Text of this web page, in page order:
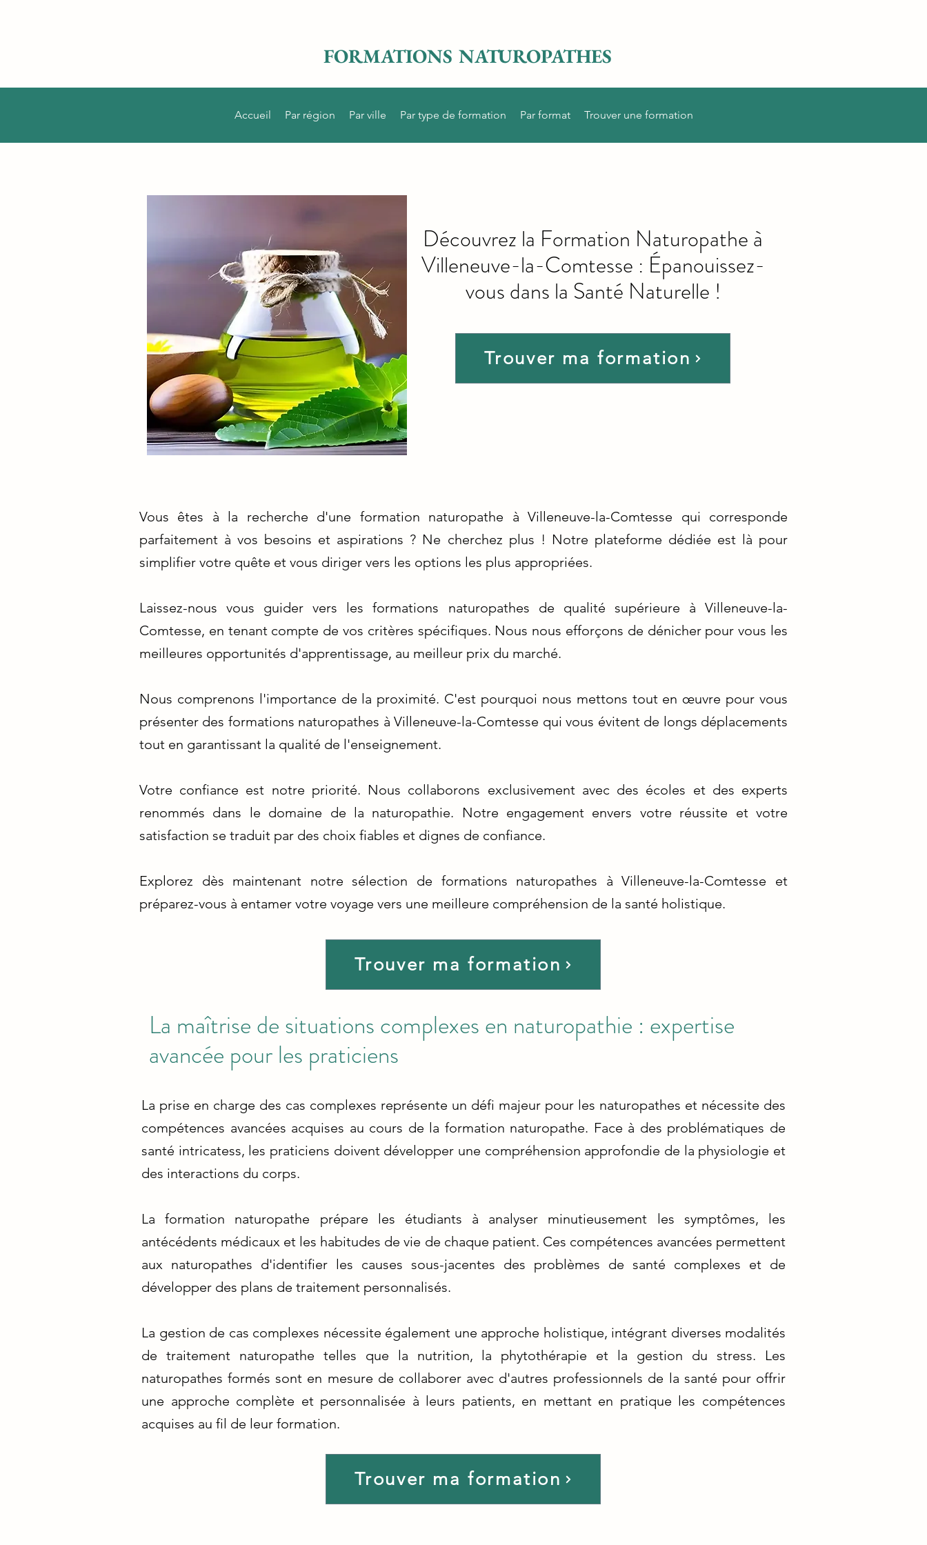
FORMATIONS NATUROPATHES
Accueil Par région Par ville Par type de formation Par format Trouver une formation
Trouver ma formation
Découvrez la Formation Naturopathe à
Villeneuve-la-Comtesse : Épanouissez-
vous dans la Santé Naturelle !
Vous êtes à la recherche d'une formation naturopathe à Villeneuve-la-Comtesse qui corresponde
parfaitement à vos besoins et aspirations ? Ne cherchez plus ! Notre plateforme dédiée est là pour
simplifier votre quête et vous diriger vers les options les plus appropriées.
Laissez-nous vous guider vers les formations naturopathes de qualité supérieure à Villeneuve-la-
Comtesse, en tenant compte de vos critères spécifiques. Nous nous efforçons de dénicher pour vous les
meilleures opportunités d'apprentissage, au meilleur prix du marché.
Nous comprenons l'importance de la proximité. C'est pourquoi nous mettons tout en œuvre pour vous
présenter des formations naturopathes à Villeneuve-la-Comtesse qui vous évitent de longs déplacements
tout en garantissant la qualité de l'enseignement.
Votre confiance est notre priorité. Nous collaborons exclusivement avec des écoles et des experts
renommés dans le domaine de la naturopathie. Notre engagement envers votre réussite et votre
satisfaction se traduit par des choix fiables et dignes de confiance.
Explorez dès maintenant notre sélection de formations naturopathes à Villeneuve-la-Comtesse et
préparez-vous à entamer votre voyage vers une meilleure compréhension de la santé holistique.
Trouver ma formation
La maîtrise de situations complexes en naturopathie : expertise
avancée pour les praticiens
La prise en charge des cas complexes représente un défi majeur pour les naturopathes et nécessite des
compétences avancées acquises au cours de la formation naturopathe. Face à des problématiques de
santé intricatess, les praticiens doivent développer une compréhension approfondie de la physiologie et
des interactions du corps.
La formation naturopathe prépare les étudiants à analyser minutieusement les symptômes, les
antécédents médicaux et les habitudes de vie de chaque patient. Ces compétences avancées permettent
aux naturopathes d'identifier les causes sous-jacentes des problèmes de santé complexes et de
développer des plans de traitement personnalisés.
La gestion de cas complexes nécessite également une approche holistique, intégrant diverses modalités
de traitement naturopathe telles que la nutrition, la phytothérapie et la gestion du stress. Les
naturopathes formés sont en mesure de collaborer avec d'autres professionnels de la santé pour offrir
une approche complète et personnalisée à leurs patients, en mettant en pratique les compétences
acquises au fil de leur formation.
Trouver ma formation